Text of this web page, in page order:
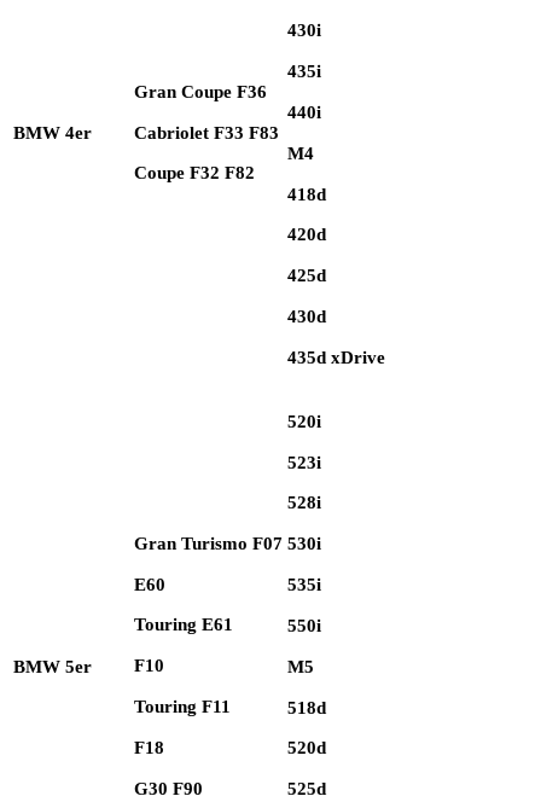
BMW 4er
Gran Coupe F36
Cabriolet F33 F83
Coupe F32 F82
430i
435i
440i
M4
418d
420d
425d
430d
435d xDrive
BMW 5er
Gran Turismo F07
E60
Touring E61
F10
Touring F11
F18
G30 F90
520i
523i
528i
530i
535i
550i
M5
518d
520d
525d